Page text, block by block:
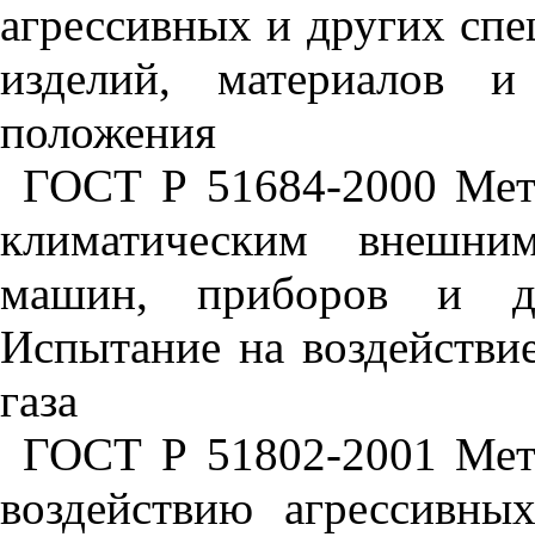
агрессивных и других
изделий, материалов
положения
ГОСТ Р 51684-2000
климатическим
машин, приборов и
Испытание на
газа
ГОСТ Р 51802-2001
воздействию